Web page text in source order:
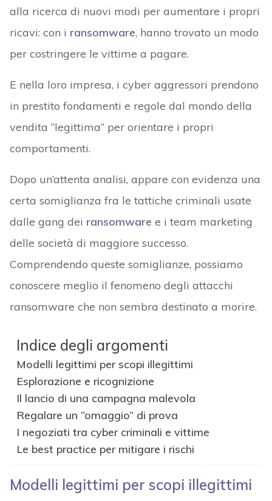
alla ricerca di nuovi modi per aumentare i propri
ricavi: con i ransomware, hanno trovato un modo
per costringere le vittime a pagare.
E nella loro impresa, i cyber aggressori prendono
in prestito fondamenti e regole dal mondo della
vendita “legittima” per orientare i propri
comportamenti.
Dopo un’attenta analisi, appare con evidenza una
certa somiglianza fra le tattiche criminali usate
dalle gang dei ransomware e i team marketing
delle società di maggiore successo.
Comprendendo queste somiglianze, possiamo
conoscere meglio il fenomeno degli attacchi
ransomware che non sembra destinato a morire.
Indice degli argomenti
Modelli legittimi per scopi illegittimi
Esplorazione e ricognizione
Il lancio di una campagna malevola
Regalare un “omaggio” di prova
I negoziati tra cyber criminali e vittime
Le best practice per mitigare i rischi
Modelli legittimi per scopi illegittimi